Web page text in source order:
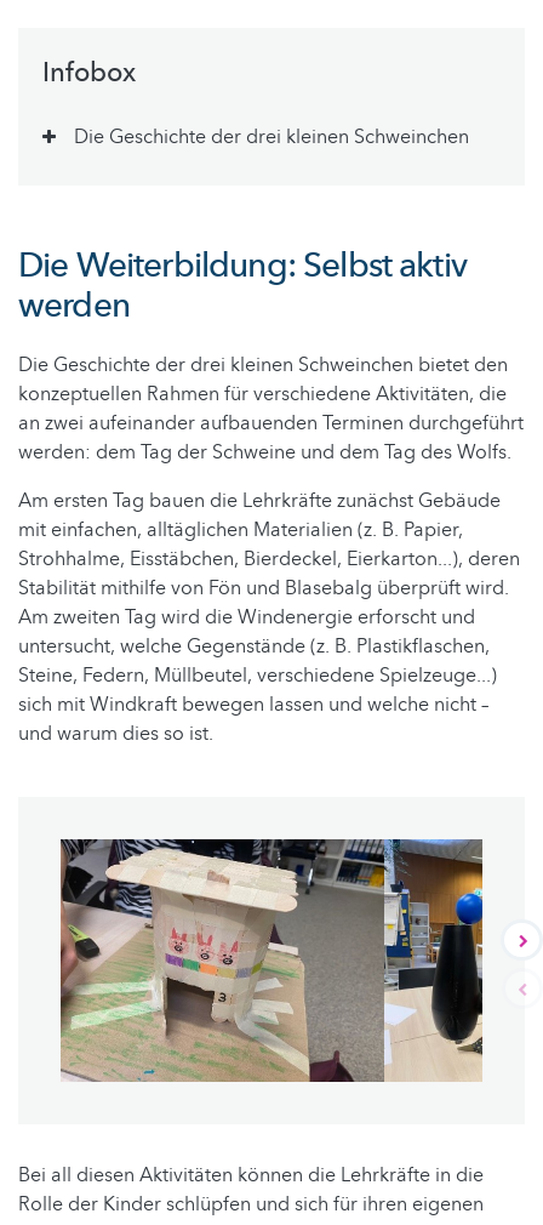
Infobox
Die Geschichte der drei kleinen Schweinchen
Die Weiterbildung: Selbst aktiv
werden
Die Geschichte der drei kleinen Schweinchen bietet den
konzeptuellen Rahmen für verschiedene Aktivitäten, die
an zwei aufeinander aufbauenden Terminen durchgeführt
werden: dem Tag der Schweine und dem Tag des Wolfs.
Am ersten Tag bauen die Lehrkräfte zunächst Gebäude
mit einfachen, alltäglichen Materialien (z. B. Papier,
Strohhalme, Eisstäbchen, Bierdeckel, Eierkarton...), deren
Stabilität mithilfe von Fön und Blasebalg überprüft wird.
Am zweiten Tag wird die Windenergie erforscht und
untersucht, welche Gegenstände (z. B. Plastikflaschen,
Steine, Federn, Müllbeutel, verschiedene Spielzeuge...)
sich mit Windkraft bewegen lassen und welche nicht –
und warum dies so ist.
Bei all diesen Aktivitäten können die Lehrkräfte in die
Rolle der Kinder schlüpfen und sich für ihren eigenen